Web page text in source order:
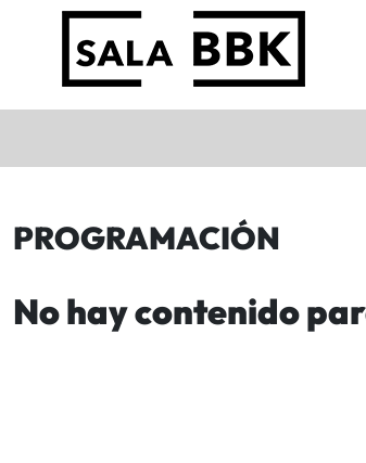
PROGRAMACIÓN
No hay contenido